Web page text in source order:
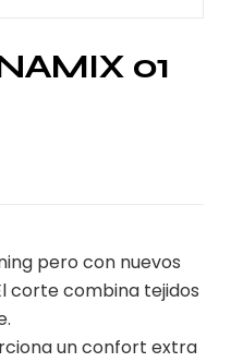
01
pero con nuevos
corte combina tejidos
un confort extra